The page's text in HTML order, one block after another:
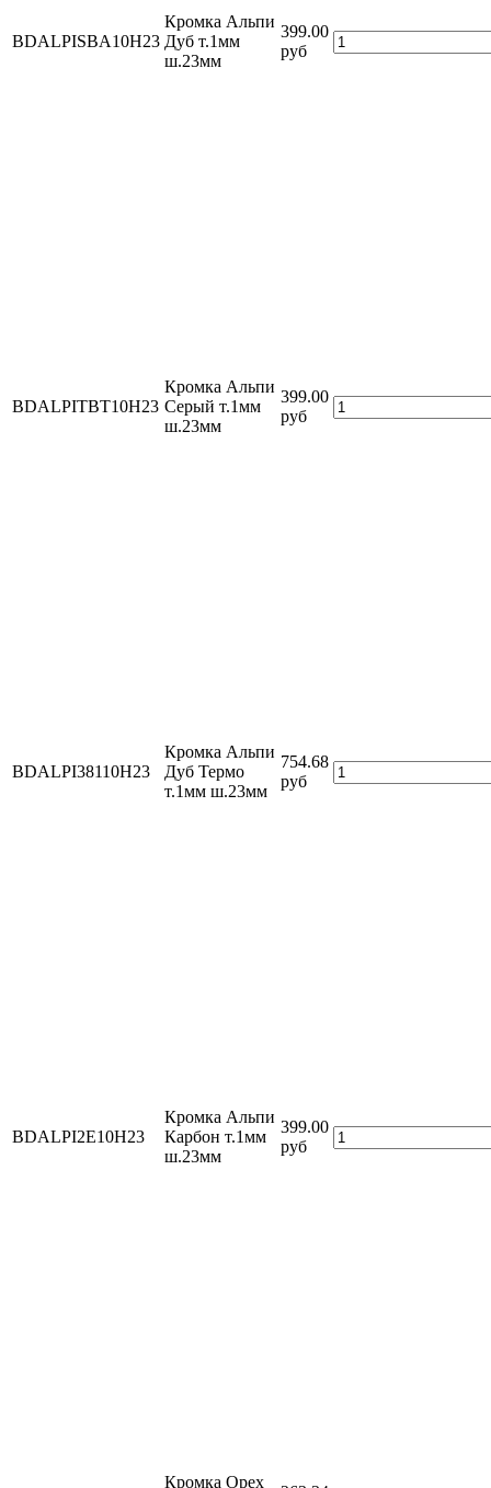
BDALPISBA10H23
Кромка Альпи
Дуб т.1мм
ш.23мм
399.00
руб
BDALPITBT10H23
Кромка Альпи
Серый т.1мм
ш.23мм
399.00
руб
BDALPI38110H23
Кромка Альпи
Дуб Термо
т.1мм ш.23мм
754.68
руб
BDALPI2E10H23
Кромка Альпи
Карбон т.1мм
ш.23мм
399.00
руб
Кромка Орех